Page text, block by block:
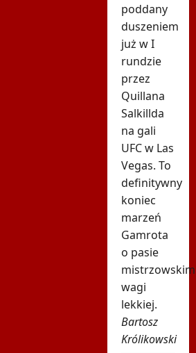
poddany
duszeniem
już w I
rundzie
przez
Quillana
Salkillda
na gali
UFC w Las
Vegas. To
definitywny
koniec
marzeń
Gamrota
o pasie
mistrzowskim
wagi
lekkiej.
Bartosz
Królikowski